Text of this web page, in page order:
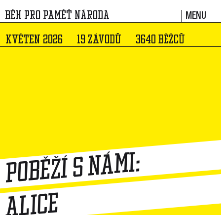
BĚH PRO PAMĚŤ NÁRODA MENU
KVĚTEN 2026 19 ZÁVODŮ 3640 BĚŽCŮ
Poběží s námi:
Alice